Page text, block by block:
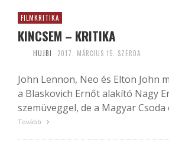
FILMKRITIKA
KINCSEM – KRITIKA
HUJBI 2017. MÁRCIUS 15. SZERDA
John Lennon, Neo és Elton John
a Blaskovich Ernőt alakító Nagy
szemüveggel, de a Magyar
Tovább